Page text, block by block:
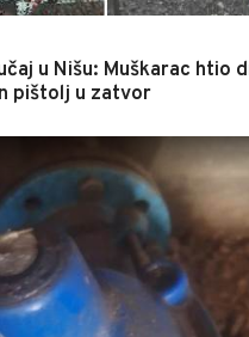
u Nišu: Muškarac htio
pištolj u zatvor